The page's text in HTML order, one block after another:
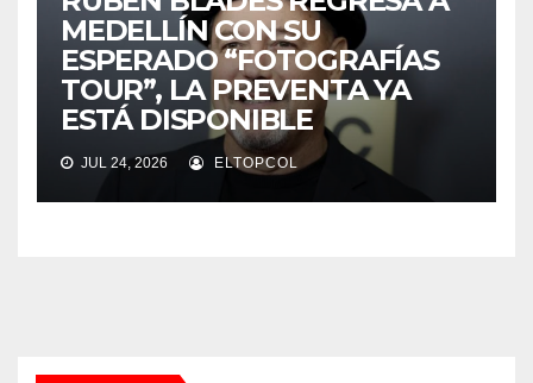
MEDELLÍN CON SU
ESPERADO “FOTOGRAFÍAS
TOUR”, LA PREVENTA YA
ESTÁ DISPONIBLE
JUL 24, 2026 ELTOPCOL